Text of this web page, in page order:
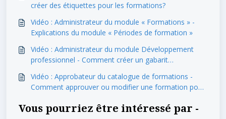
créer des étiquettes pour les formations?
Vidéo : Administrateur du module « Formations » -
Explications du module « Périodes de formation »
Vidéo : Administrateur du module Développement
professionnel - Comment créer un gabarit
Vidéo : Approbateur du catalogue de formations -
Comment approuver ou modifier une formation pour
Vous pourriez être intéressé par -